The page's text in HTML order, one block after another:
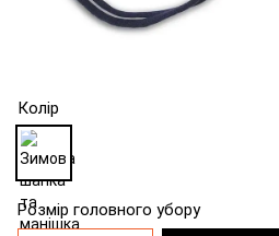
Колір
Розмір головного убору